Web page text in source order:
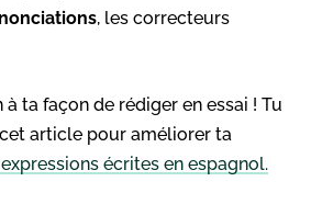
, les correcteurs
ta façon de rédiger en essai ! Tu
article pour améliorer ta
écrites en espagnol.